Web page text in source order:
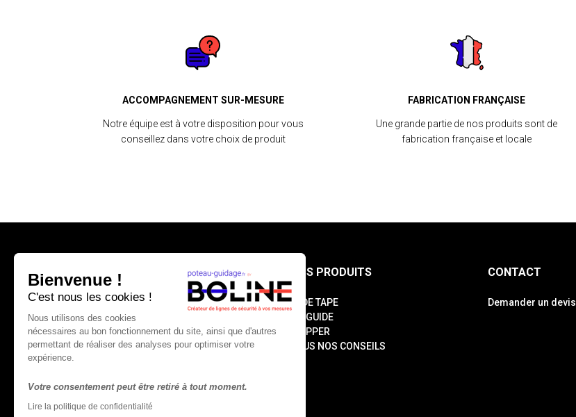
ACCOMPAGNEMENT SUR-MESURE
Notre équipe est à votre disposition pour vous
conseillez dans votre choix de produit
FABRICATION FRANÇAISE
Une grande partie de nos produits sont de
fabrication française et locale
INFORMATION
510 avenue des Bergeries
– Atelier Patagonia –
NOS PRODUITS
WIDE TAPE
VIAGUIDE
SKIPPER
TOUS NOS CONSEILS
CONTACT
Demander un devis
Bienvenue !
C'est nous les cookies !
Nous utilisons des cookies
nécessaires au bon fonctionnement du site, ainsi que d'autres
permettant de réaliser des analyses pour optimiser votre
expérience.
Votre consentement peut être retiré à tout moment.
Lire la politique de confidentialité